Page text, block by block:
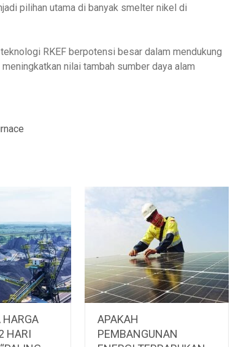
pilihan utama di banyak smelter nikel di
RKEF berpotensi besar dalam mendukung
nilai tambah sumber daya alam
HARI
APAKAH
PEMBANGUNAN